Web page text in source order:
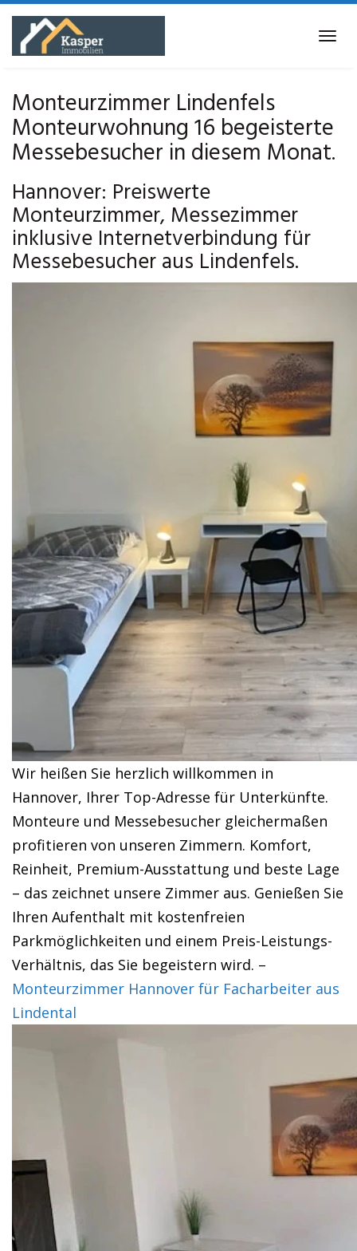
Skip
main
Monteurzimmer Lindenfels
Monteurwohnung 16 begeisterte
Messebesucher in diesem Monat.
Hannover: Preiswerte
Monteurzimmer, Messezimmer
inklusive Internetverbindung für
Messebesucher aus Lindenfels.
Wir heißen Sie herzlich willkommen in
Hannover, Ihrer Top-Adresse für Unterkünfte.
Monteure und Messebesucher gleichermaßen
profitieren von unseren Zimmern. Komfort,
Reinheit, Premium-Ausstattung und beste Lage
– das zeichnet unsere Zimmer aus. Genießen Sie
Ihren Aufenthalt mit kostenfreien
Parkmöglichkeiten und einem Preis-Leistungs-
Verhältnis, das Sie begeistern wird. –
Monteurzimmer Hannover für Facharbeiter aus
Lindental